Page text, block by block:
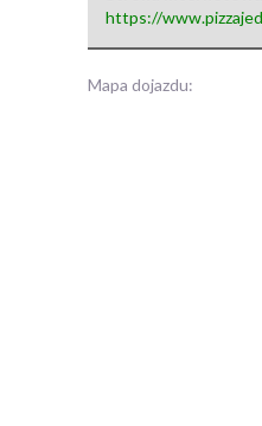
https://
Mapa dojazdu: